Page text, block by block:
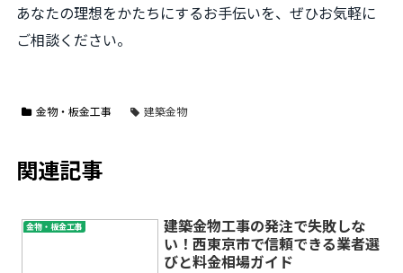
あなたの理想をかたちにするお手伝いを、ぜひお気軽に
ご相談ください。
金物・板金工事 建築金物
関連記事
金物・板金工事
建築金物工事の発注で失敗しな
い！西東京市で信頼できる業者選
びと料金相場ガイド